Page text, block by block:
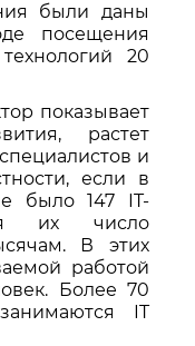
были даны
посещения
20
показывает
растет
и
если в
было 147 IT-
их число
В этих
работой
Более 70
IT